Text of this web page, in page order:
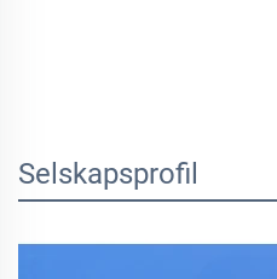
Selskapsprofil